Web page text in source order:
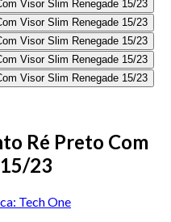
Ré Preto Com
23
Tech One